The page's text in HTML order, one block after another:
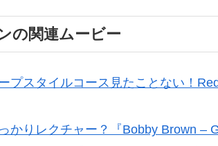
の関連ムービー
プスタイルコース見たことない！
かりレクチャー？『Bobby Brown –